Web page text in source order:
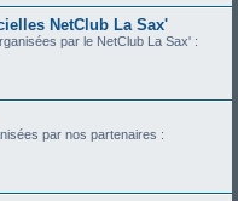
NetClub La Sax'
par le NetClub La Sax' :
par nos partenaires :